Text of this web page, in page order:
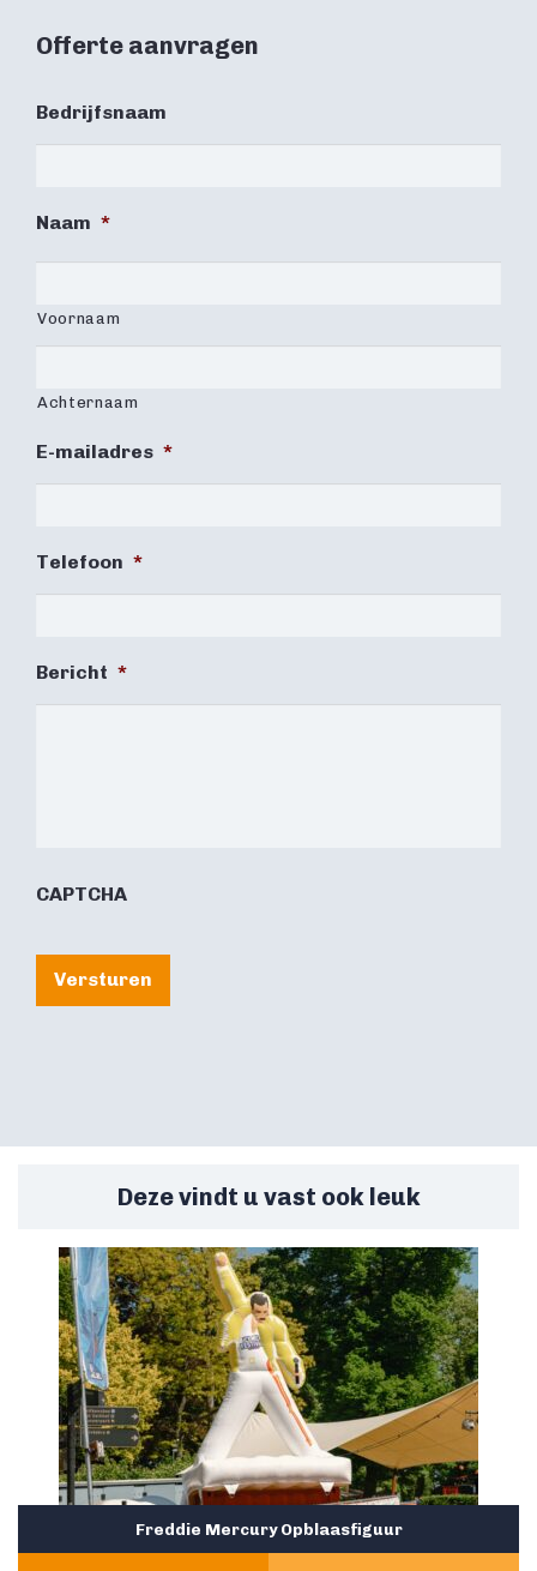
Offerte aanvragen
Bedrijfsnaam
Naam *
Voornaam
Achternaam
E-mailadres *
Telefoon *
Bericht *
CAPTCHA
Versturen
Deze vindt u vast ook leuk
Freddie Mercury Opblaasfiguur